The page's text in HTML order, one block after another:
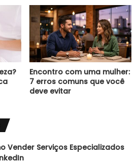
Encontro com uma mulher:
7 erros comuns que você
deve evitar
Vender Serviços Especializados